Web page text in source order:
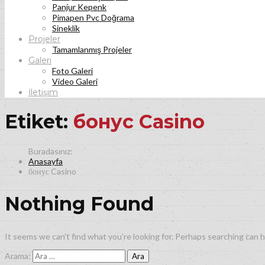
Panjur Kepenk
Pimapen Pvc Doğrama
Sineklik
Projeler
Tamamlanmış Projeler
Galeri
Foto Galeri
Video Galeri
İletişim
Etiket:бонус Casino
Anasayfa
бонус Casino
Nothing Found
It seems we can’t find what you’re looking for. Perhaps searching can
Arama: